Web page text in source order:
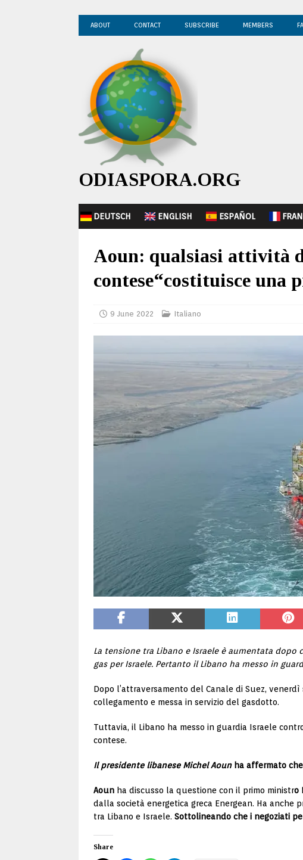
ABOUT CONTACT SUBSCRIBE MEMBERS
ODIASPORA.ORG
DEUTSCH ENGLISH ESPAÑOL
Aoun: qualsiasi attività
contese“costituisce una
9 June 2022 Italiano
La tensione tra Libano e Israele è aumentata dopo
gas per Israele. Pertanto il Libano ha messo in
Dopo l’attraversamento del Canale di Suez,
collegamento e messa in servizio del gasdotto.
Tuttavia, il Libano ha messo in guardia Israele
contese.
Il presidente libanese Michel Aoun ha affermato
Aoun ha discusso la questione con il primo ministro
dalla società energetica greca Energean. Ha
tra Libano e Israele. Sottolineando che i negoziati
Share